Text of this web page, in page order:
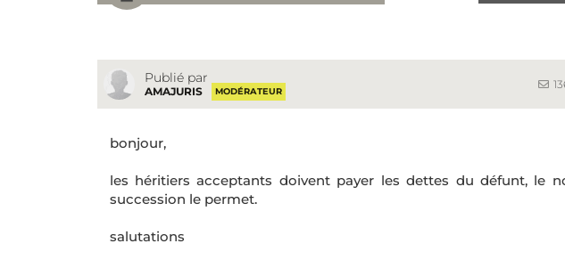
Publié par
AMAJURIS MODÉRATEUR
bonjour,
les héritiers acceptants doivent payer les dettes du défunt, le
succession le permet.
salutations